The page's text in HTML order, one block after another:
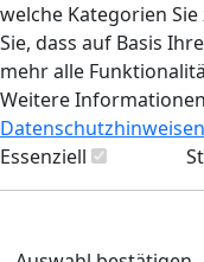
welche Kategorien
Sie, dass auf Basis
mehr alle
Weitere
Datenschutzhinweisen
Essenziell